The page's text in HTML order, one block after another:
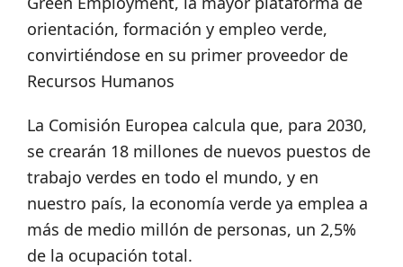
orientación, formación y empleo verde,
convirtiéndose en su primer proveedor de
Recursos Humanos
La Comisión Europea calcula que, para 2030,
se crearán 18 millones de nuevos puestos de
trabajo verdes en todo el mundo, y en
nuestro país, la economía verde ya emplea a
más de medio millón de personas, un 2,5%
de la ocupación total.